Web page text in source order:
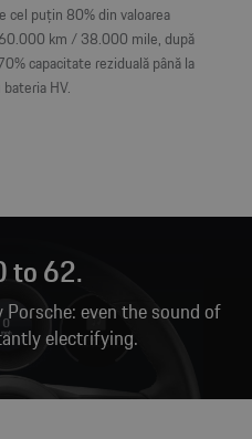
cel puțin 80% din valoarea
km / 38.000 mile, după
capacitate reziduală până la
HV.
to 62.
even the sound of
electrifying.